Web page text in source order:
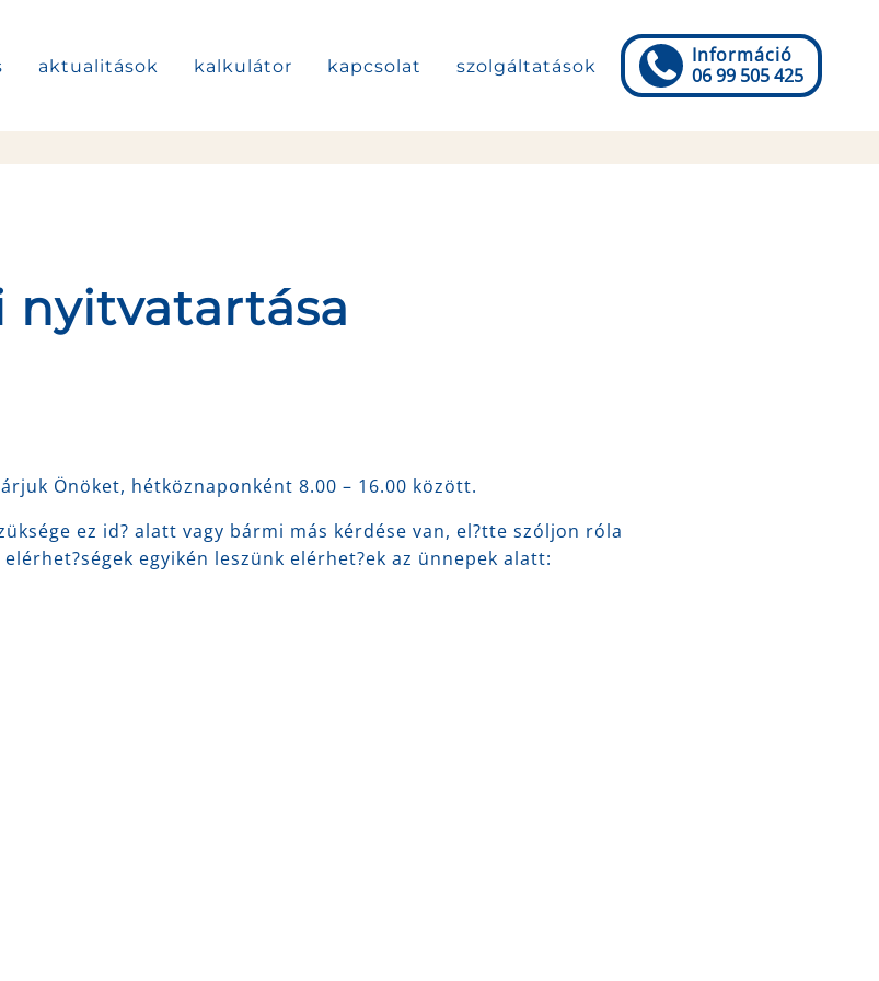
aktualitások kalkulátor kapcsolat szolgáltatások
Információ
06 99 505 425
nyitvatartása
Önöket, hétköznaponként 8.00 – 16.00 között.
ez id? alatt vagy bármi más kérdése van, el?tte szóljon róla
egyikén leszünk elérhet?ek az ünnepek alatt: